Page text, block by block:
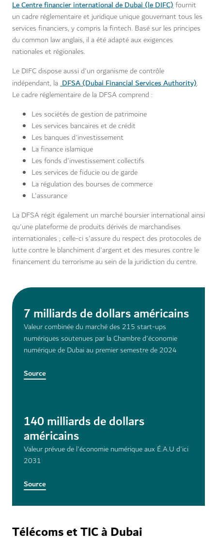
Le Centre financier international de Dubai (le DIFC)fournit
un cadre réglementaire et juridique unique gouvernant tous les
services financiers, y compris la fintech. Basé sur les principes
du common law anglais, il a été adapté aux exigences
nationales et régionales.
Le DIFC dispose aussi d'un organisme de contrôle
indépendant, la DFSA (Dubai Financial Services Authority).
Le cadre réglementaire de la DFSA comprend :
Les sociétés de gestion de patrimoine
Les services bancaires et de crédit
Les banques d'investissement
La finance islamique
Les fonds d'investissement collectifs
Les services de fiducie ou de garde
La régulation des bourses de commerce
L'assurance
La DFSA régit également un marché boursier international ainsi
qu'une plateforme de produits dérivés de marchandises
internationales ; celle-ci s'assure du respect des protocoles de
lutte contre le blanchiment d'argent et des mesures contre le
financement du terrorisme au sein de la juridiction du centre.
7 milliards de dollars américains
Valeur combinée du marché des 215 start-ups
numériques soutenues par la Chambre d'économie
numérique de Dubai au premier semestre de 2024
Source
140 milliards de dollars
américains
Valeur prévue de l'économie numérique aux É.A.U d'ici
2031
Source
Télécoms et TIC à Dubai